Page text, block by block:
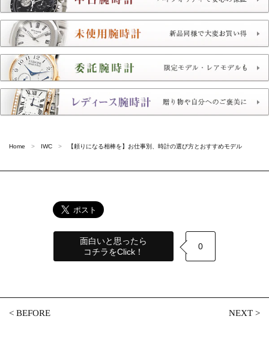
Home IWC 【頼りになる相棒を】お仕事別、時計の選び方とおすすめモデル
面白いと思ったら
コチラをClick！
0
<BEFORE NEXT>